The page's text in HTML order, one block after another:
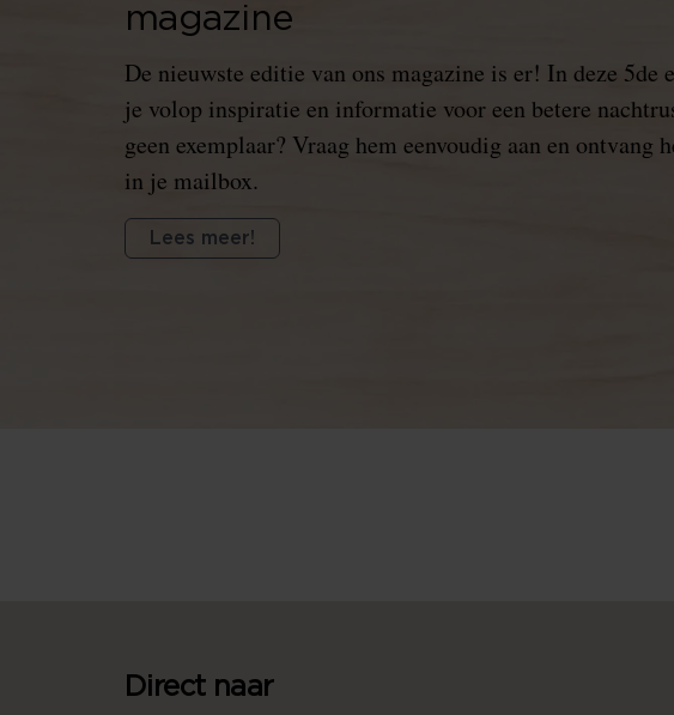
magazine
De nieuwste editie van ons magazine is er! In deze 5de
je volop inspiratie en informatie voor een betere
geen exemplaar? Vraag hem eenvoudig aan en ontvang
in je mailbox.
Lees meer!
Direct naar